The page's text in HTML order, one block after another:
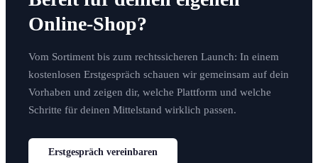
Online-Shop?
Vom Sortiment bis zum rechtssicheren Launch: In einem
kostenlosen Erstgespräch schauen wir gemeinsam auf dein
Vorhaben und zeigen dir, welche Plattform und welche
Schritte für deinen Mittelstand wirklich passen.
Erstgespräch vereinbaren